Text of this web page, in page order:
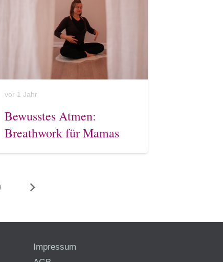
vor 1 Jahr
Bewusstes Atmen:
Breathwork für Mamas
Impressum